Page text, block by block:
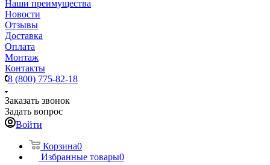
Наши преимущества
Новости
Отзывы
Доставка
Оплата
Монтаж
Контакты
8 (800) 775-82-18
Заказать звонок
Задать вопрос
Войти
Корзина0
Избранные товары0